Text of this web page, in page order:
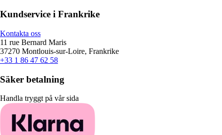
Kundservice i Frankrike
Kontakta oss
11 rue Bernard Maris
37270 Montlouis-sur-Loire, Frankrike
+33 1 86 47 62 58
Säker betalning
Handla tryggt på vår sida